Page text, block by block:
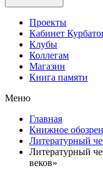
Проекты
Кабинет
Клубы
Коллегам
Магазин
Книга памяти
Меню
Главная
Книжное
Литературный
Литературный
веков»